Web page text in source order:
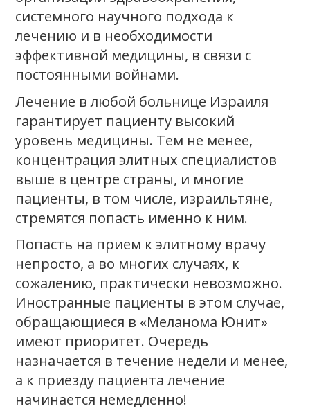
системного научного подхода к
лечению и в необходимости
эффективной медицины, в связи с
постоянными войнами.
Лечение в любой больнице Израиля
гарантирует пациенту высокий
уровень медицины. Тем не менее,
концентрация элитных специалистов
выше в центре страны, и многие
пациенты, в том числе, израильтяне,
стремятся попасть именно к ним.
Попасть на прием к элитному врачу
непросто, а во многих случаях, к
сожалению, практически невозможно.
Иностранные пациенты в этом случае,
обращающиеся в «Меланома Юнит»
имеют приоритет. Очередь
назначается в течение недели и менее,
а к приезду пациента лечение
начинается немедленно!